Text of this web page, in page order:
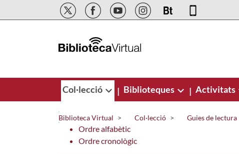
Salta al contingut principal
Col·lecció | Biblioteques | Activitats
Biblioteca Virtual Col·lecció Guies de lectura
Ordre alfabètic
Ordre cronològic